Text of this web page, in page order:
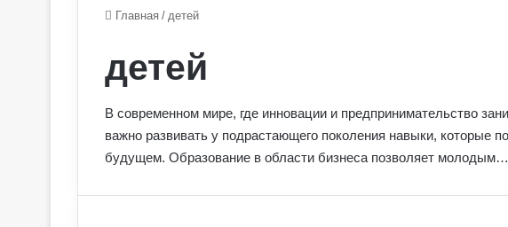
Главная / детей
детей
В современном мире, где инновации и предпринимательство
важно развивать у подрастающего поколения навыки, которые
будущем. Образование в области бизнеса позволяет молодым…